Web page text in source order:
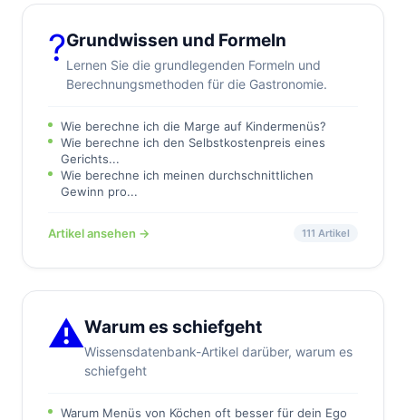
?Grundwissen und Formeln
Lernen Sie die grundlegenden Formeln und
Berechnungsmethoden für die Gastronomie.
Wie berechne ich die Marge auf Kindermenüs?
Wie berechne ich den Selbstkostenpreis eines
Gerichts...
Wie berechne ich meinen durchschnittlichen
Gewinn pro...
Artikel ansehen → 111 Artikel
⚠️Warum es schiefgeht
Wissensdatenbank-Artikel darüber, warum es
schiefgeht
Warum Menüs von Köchen oft besser für dein Ego